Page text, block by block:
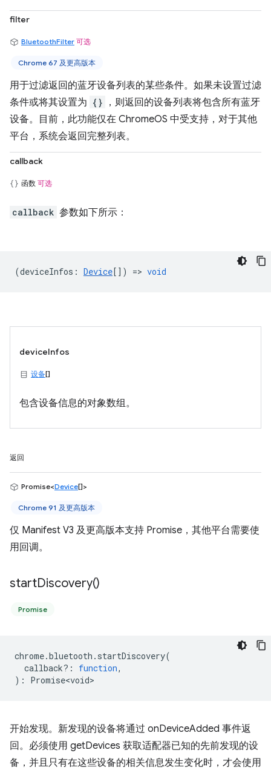
filter
BluetoothFilter 可选
Chrome 67 及更高版本
用于过滤返回的蓝牙设备列表的某些条件。如果未设置过滤
条件或将其设置为 {}
，则返回的设备列表将包含所有蓝牙
设备。目前，此功能仅在 ChromeOS 中受支持，对于其他
平台，系统会返回完整列表。
callback
函数 可选
callback 参数如下所示：
(deviceInfos : Device[]) => void
deviceInfos
设备[]
包含设备信息的对象数组。
返回
Promise<Device[]>
Chrome 91 及更高版本
仅 Manifest V3 及更高版本支持 Promise，其他平台需要使
用回调。
startDiscovery()
Promise
chrome.bluetooth . startDiscovery(
callback? : function,
) : Promise<void>
开始发现。新发现的设备将通过 onDeviceAdded 事件返
回。必须使用 getDevices 获取适配器已知的先前发现的设
备，并且只有在这些设备的相关信息发生变化时，才会使用